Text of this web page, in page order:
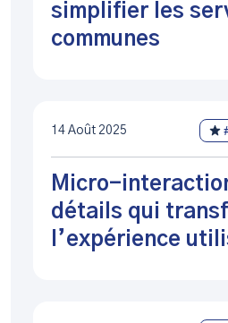
simplifier les
communes
14 Août 2025
Micro-
détails qui
l’expérience